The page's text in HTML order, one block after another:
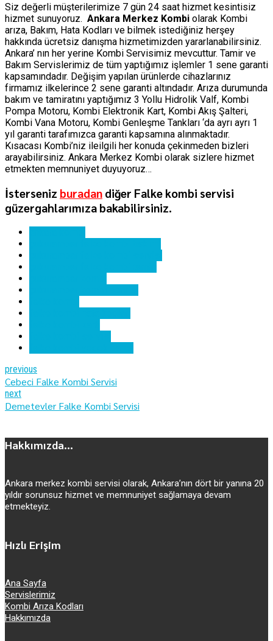
Siz değerli müşterilerimize 7 gün 24 saat hizmet kesintisiz
hizmet sunuyoruz. Ankara Merkez Kombi olarak Kombi
arıza, Bakım, Hata Kodları ve bilmek istediğiniz herşey
hakkında ücretsiz danışma hizmetimizden yararlanabilirsiniz.
Ankara’ nın her yerine Kombi Servisimiz mevcuttur. Tamir ve
Bakım Servislerimiz de tüm yaptığımız işlemler 1 sene garanti
kapsamındadır. Değişim yapılan ürünlerde cihazlarınız
firmamız ilkelerince 2 sene garanti altındadır. Arıza durumunda
bakım ve tamiratını yaptığımız 3 Yollu Hidrolik Valf, Kombi
Pompa Motoru, Kombi Elektronik Kart, Kombi Akış Şalteri,
Kombi Vana Motoru, Kombi Genleşme Tankları ‘da ayrı ayrı 1
yıl garanti tarafımızca garanti kapsamına alınmaktadır.
Kısacası Kombi’niz ileilgili her konuda çekinmeden bizleri
arayabilirsiniz. Ankara Merkez Kombi olarak sizlere hizmet
etmekten memnuniyet duyuyoruz…
İsterseniz buradan diğer Falke kombi servisi
güzergahlarımıza bakabilirsiniz.
previous
Cebeci Falke Kombi Servisi
next
Demetevler Falke Kombi Servisi
Hakkımızda...
Ankara merkez kombi servisi olarak, Ankara’nın dört bir yanına 20
yıldır sorunsuz hizmet ve memnuniyet sağlamaya devam
etmekteyiz.
Hızlı Erişim
Ana Sayfa
Servislerimiz
Kombi Arıza Kodları
Hakkımızda